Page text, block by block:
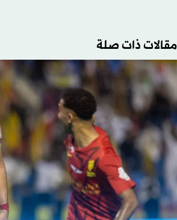
مقالات ذات صلة